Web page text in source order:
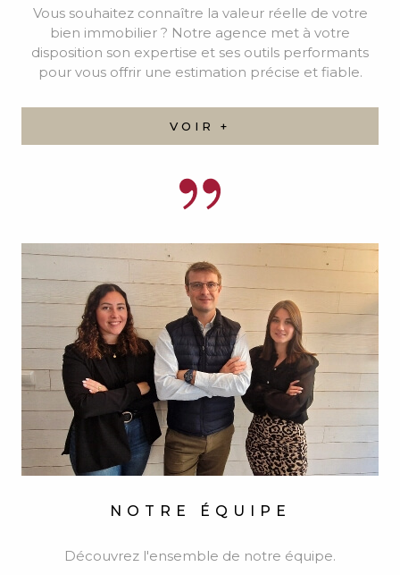
Vous souhaitez connaître la valeur réelle de votre
bien immobilier ? Notre agence met à votre
disposition son expertise et ses outils performants
pour vous offrir une estimation précise et fiable.
VOIR +
NOTRE ÉQUIPE
Découvrez l'ensemble de notre équipe.